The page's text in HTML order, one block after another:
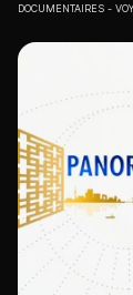
DOCUMENTAIRES